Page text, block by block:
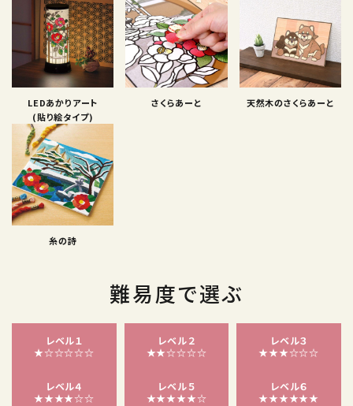
LEDあかりアート
(貼り絵タイプ)
さくらあーと 天然木のさくらあーと
糸の詩
難易度で選ぶ
レベル１
★☆☆☆☆☆
レベル２
★★☆☆☆☆
レベル３
★★★☆☆☆
レベル４
★★★★☆☆
レベル５
★★★★★☆
レベル６
★★★★★★